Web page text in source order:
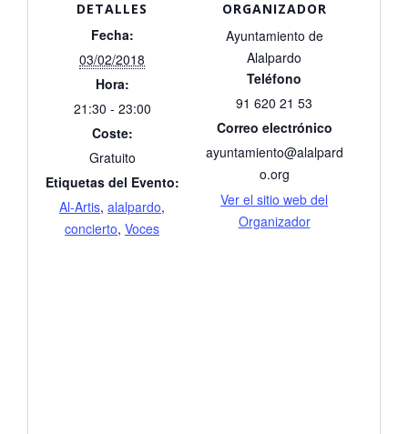
DETALLES
Fecha:
03/02/2018
Hora:
21:30 - 23:00
Coste:
Gratuito
Etiquetas del Evento:
Al-Artis, alalpardo,
concierto, Voces
ORGANIZADOR
Ayuntamiento de
Alalpardo
Teléfono
91 620 21 53
Correo electrónico
ayuntamiento@alalpard
o.org
Ver el sitio web del
Organizador